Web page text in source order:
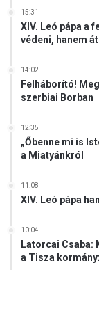
ó
i
a
15:31
XIV. Leó pápa a
védeni, hanem
14:02
Felháborító!
szerbiai Borban
12:35
„Őbenne mi is
a Miatyánkról
11:08
XIV. Leó pápa
10:04
Latorcai
a Tisza